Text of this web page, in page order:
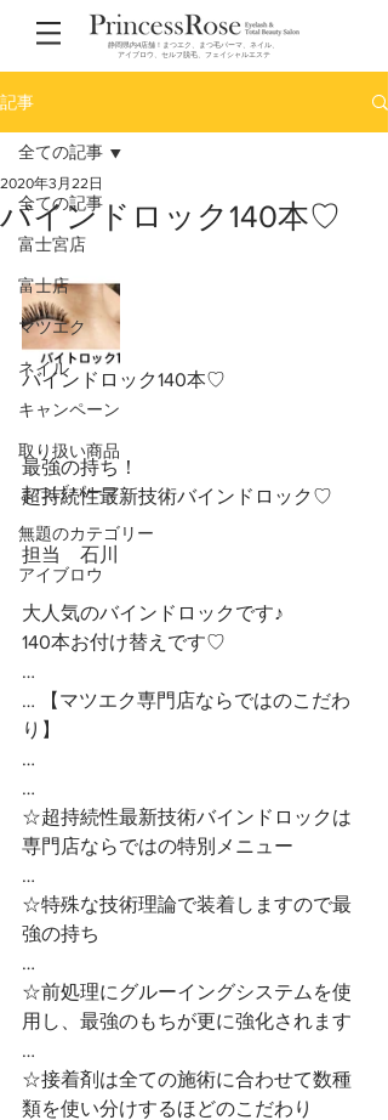
静岡県内4店舗！まつエク、まつ毛パーマ、ネイル、
アイブロウ、セルフ脱毛、フェイシャルエステ
記事
全ての記事
富士宮店
富士店
マツエク
ネイル
キャンペーン
取り扱い商品
まつげパーマ
無題のカテゴリー
アイブロウ
全ての記事
バインドロック140本♡
2020年3月22日
バインドロック140本♡
最強の持ち！
超持続性最新技術バインドロック♡
担当　石川
大人気のバインドロックです♪
140本お付け替えです♡
…
… 【マツエク専門店ならではのこだわ
り】
…
…
☆超持続性最新技術バインドロックは
専門店ならではの特別メニュー
…
☆特殊な技術理論で装着しますので最
強の持ち
…
☆前処理にグルーイングシステムを使
用し、最強のもちが更に強化されます
…
☆接着剤は全ての施術に合わせて数種
類を使い分けするほどのこだわり